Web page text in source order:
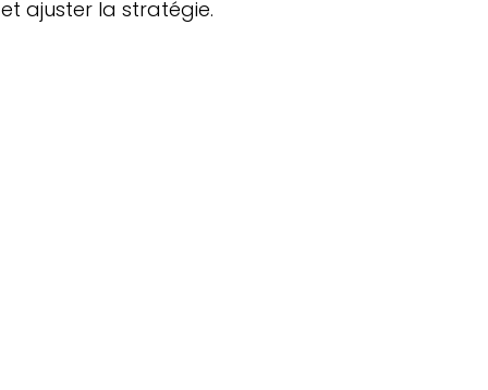
ajuster la stratégie.